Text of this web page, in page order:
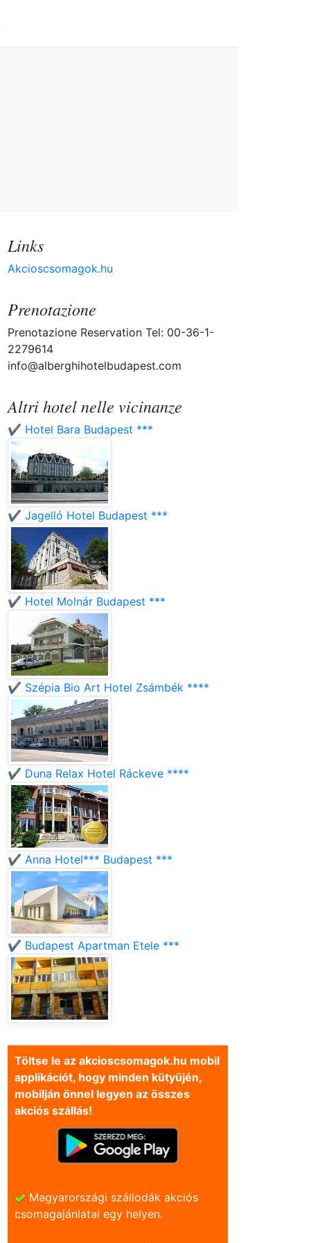
Links
Akcioscsomagok.hu
Prenotazione
Prenotazione Reservation Tel: 00-36-1-
2279614
info@alberghihotelbudapest.com
Altri hotel nelle vicinanze
✔️ Hotel Bara Budapest ***
✔️ Jagelló Hotel Budapest ***
✔️ Hotel Molnár Budapest ***
✔️ Szépia Bio Art Hotel Zsámbék ****
✔️ Duna Relax Hotel Ráckeve ****
✔️ Anna Hotel*** Budapest ***
✔️ Budapest Apartman Etele ***
Töltse le az akcioscsomagok.hu mobil
applikációt, hogy minden kütyüjén,
mobilján önnel legyen az összes
akciós szállás!
Magyarországi szállodák akciós
csomagajánlatai egy helyen.